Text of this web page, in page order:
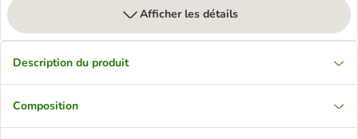
Afficher les détails
Description du produit
Composition